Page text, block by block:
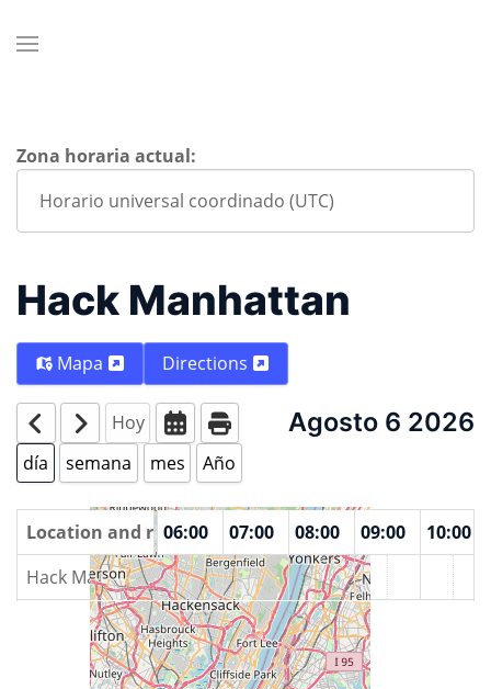
Zona horaria actual:
Hack Manhattan
Mapa Directions
Hoy Agosto 6 2026
día semana mes Año
Location and rooms
04:00 05:00 06:00 07:00 08:00 09:00
10:00
Hack Manhattan